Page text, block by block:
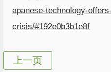
apanese-technology-
crisis/#192e0b3b1e8f